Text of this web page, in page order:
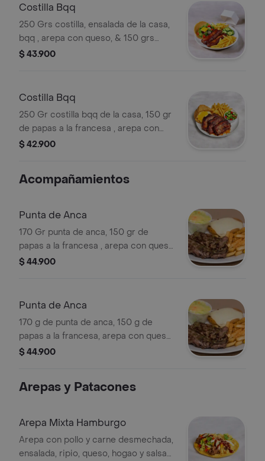
Costilla Bqq
250 Grs costilla, ensalada de la casa,
bqq , arepa con queso, & 150 grs
papas a la francesa.
$ 43.900
Costilla Bqq
250 Gr costilla bqq de la casa, 150 gr
de papas a la francesa , arepa con
queso , ensalada de la casa.
$ 42.900
Acompañamientos
Punta de Anca
170 Gr punta de anca, 150 gr de
papas a la francesa , arepa con queso
, ensalada de la casa.
$ 44.900
Punta de Anca
170 g de punta de anca, 150 g de
papas a la francesa, arepa con queso
y ensalada de la casa.
$ 44.900
Arepas y Patacones
Arepa Mixta Hamburgo
Arepa con pollo y carne desmechada,
ensalada, ripio, queso, hogao y salsa